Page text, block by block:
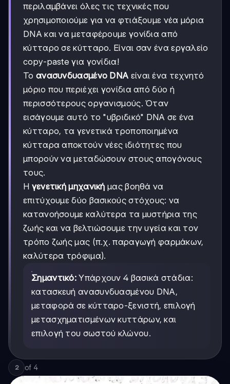
περιλαμβάνει όλες τις τεχνικές που
χρησιμοποιούμε για να φτιάξουμε νέα μόρια
DNA και να μεταφέρουμε γονίδια από
κύτταρο σε κύτταρο. Είναι σαν ένα εργαλείο
copy-paste για γονίδια!
Το ανασυνδυασμένο DNA είναι ένα τεχνητό
μόριο που περιέχει γονίδια από δύο ή
περισσότερους οργανισμούς. Όταν
εισάγουμε αυτό το "υβριδικό" DNA σε ένα
κύτταρο, τα γενετικά τροποποιημένα
κύτταρα αποκτούν νέες ιδιότητες που
μπορούν να μεταδώσουν στους απογόνους
τους.
Η γενετική μηχανική μας βοηθά να
επιτύχουμε δύο βασικούς στόχους: να
κατανοήσουμε καλύτερα τα μυστήρια της
ζωής και να βελτιώσουμε την υγεία και τον
τρόπο ζωής μας (π.χ. παραγωγή φαρμάκων,
καλύτερα τρόφιμα).
Σημαντικό: Υπάρχουν 4 βασικά στάδια:
κατασκευή ανασυνδυασμένου DNA,
μεταφορά σε κύτταρο-ξενιστή, επιλογή
μετασχηματισμένων κυττάρων, και
επιλογή του σωστού κλώνου.
2 of 4